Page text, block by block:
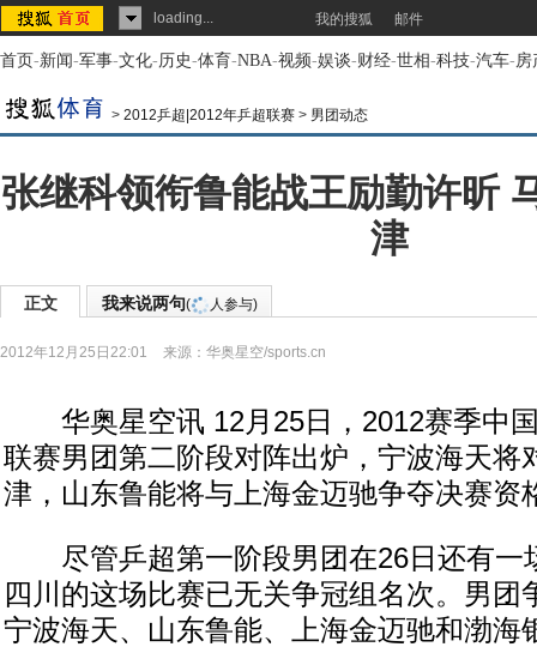
loading... 我的搜狐 邮件
首页-新闻-军事-文化-历史-体育-NBA-视频-娱谈-财经-世相-科技-汽车-房
> 2012乒超|2012年乒超联赛 > 男团动态
张继科领衔鲁能战王励勤许昕
津
正文 我来说两句( 人参与)
2012年12月25日22:01 来源： 华奥星空/sports.cn
华奥星空讯 12月25日，2012赛季中
联赛男团第二阶段对阵出炉，宁波海天将
津，山东鲁能将与上海金迈驰争夺决赛资
尽管乒超第一阶段男团在26日还有一
四川的这场比赛已无关争冠组名次。男团
宁波海天、山东鲁能、上海金迈驰和渤海